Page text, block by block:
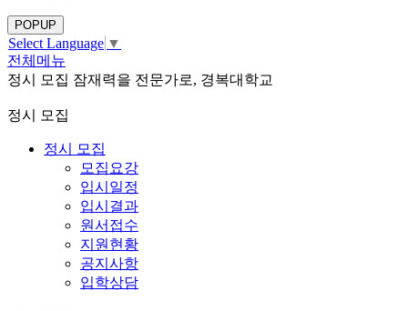
POPUP
Select Language ▼
전체메뉴
정시 모집 잠재력을 전문가로, 경복대학교
정시 모집
정시 모집
모집요강
입시일정
입시결과
원서접수
지원현황
공지사항
입학상담